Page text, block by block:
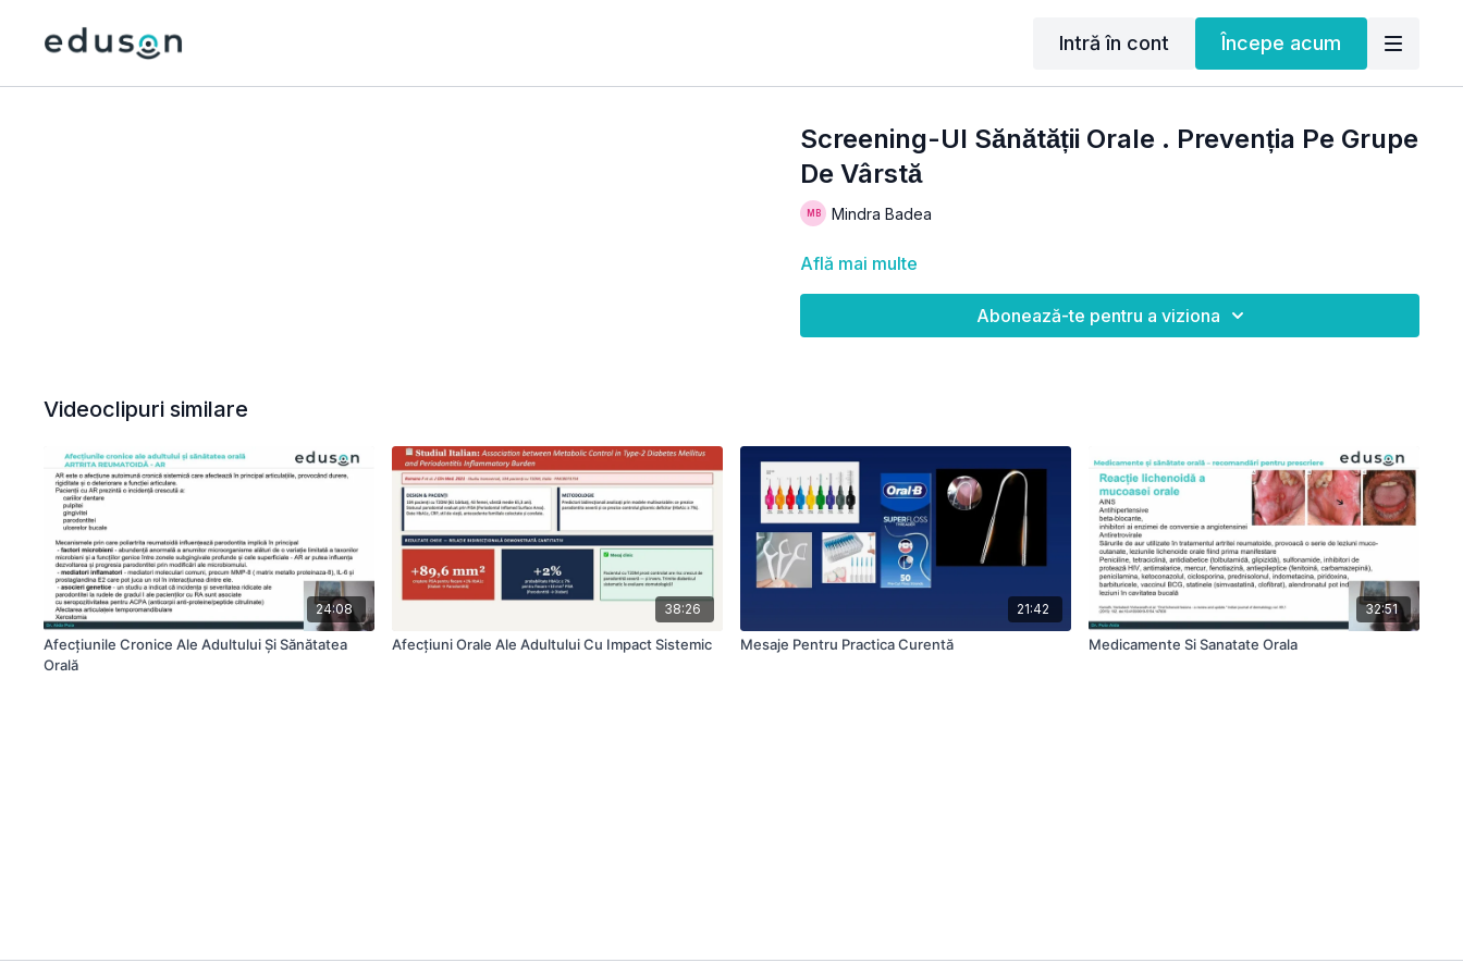
Intră în cont Începe acum
Screening-Ul Sănătății Orale . Prevenția Pe Grupe
De Vârstă
Mindra Badea
Află mai multe
Abonează-te pentru a viziona
Videoclipuri similare
24:08
Afecțiunile Cronice Ale Adultului Și Sănătatea
Orală
38:26
Afecțiuni Orale Ale Adultului Cu Impact Sistemic
21:42
Mesaje Pentru Practica Curentă
32:51
Medicamente Si Sanatate Orala